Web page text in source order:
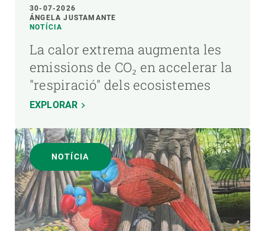
30-07-2026
ÁNGELA JUSTAMANTE
NOTÍCIA
La calor extrema augmenta les
emissions de CO₂ en accelerar la
"respiració" dels ecosistemes
EXPLORAR
NOTÍCIA